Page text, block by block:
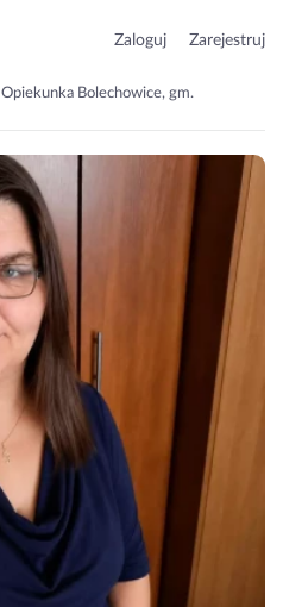
Zaloguj Zarejestruj
Opiekunka Bolechowice, gm.